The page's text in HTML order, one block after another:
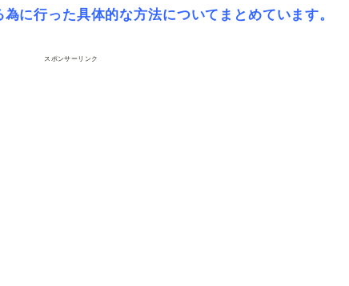
に行った具体的な方法についてまとめています。
スポンサーリンク